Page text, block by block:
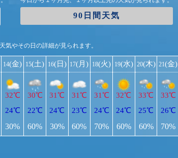
90日間天気
気やその日の詳細が見られます。
14(金)
32℃
24℃
30%
15(土)
30℃
22℃
60%
16(日)
31℃
24℃
30%
17(月)
31℃
23℃
60%
18(火)
31℃
24℃
70%
19(水)
32℃
24℃
60%
20(木)
33℃
25℃
60%
21(金)
33℃
26℃
70%